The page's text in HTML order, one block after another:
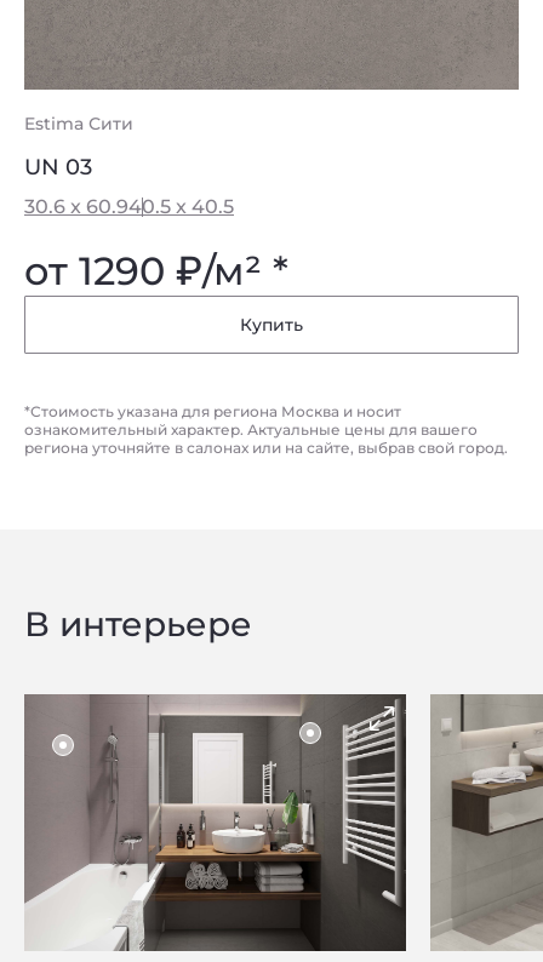
Estima Сити
UN 03
30.6 x 60.940.5 x 40.5
от 1290 ₽/м² *
Купить
*Стоимость указана для региона Москва и носит
ознакомительный характер. Актуальные цены для вашего
региона уточняйте в салонах или на сайте, выбрав свой город.
В интерьере